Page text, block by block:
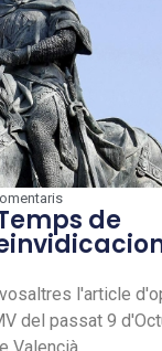
de
l'article
del passat 9
Valencià.